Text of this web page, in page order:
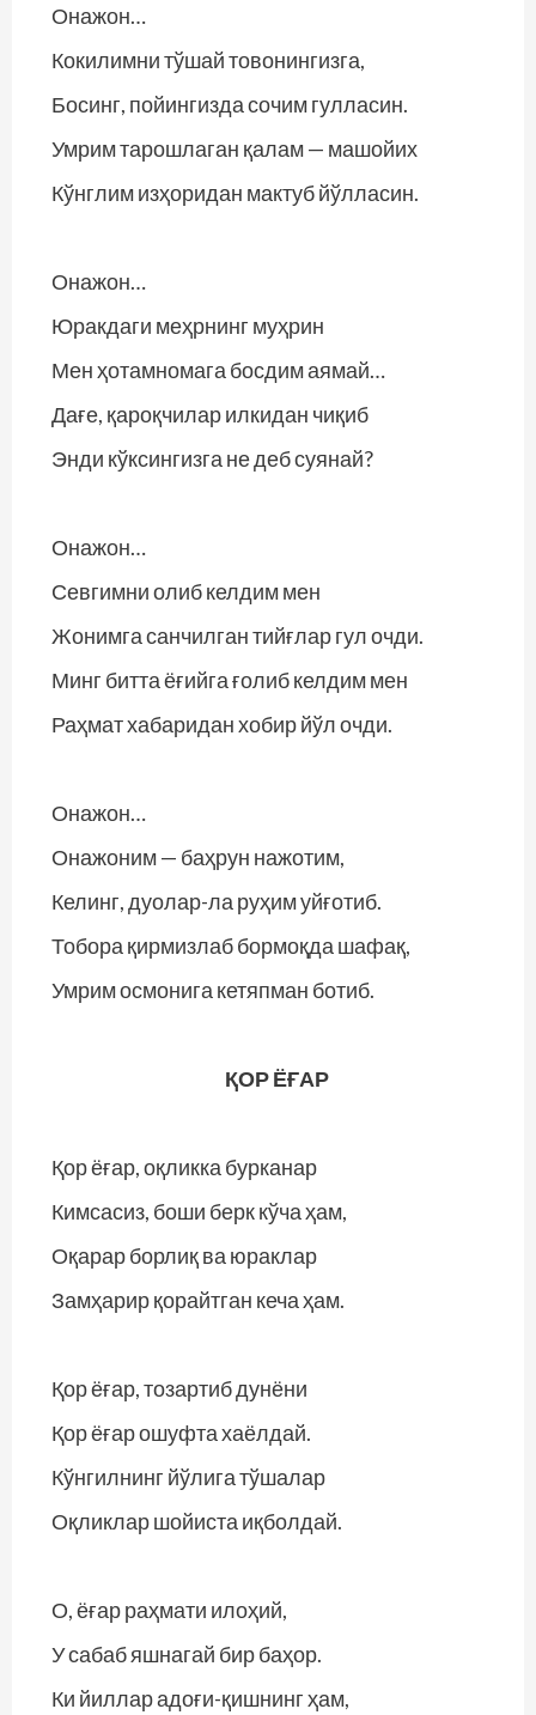
Онажон…
Кокилимни тўшай товонингизга,
Босинг, пойингизда сочим гулласин.
Умрим тарошлаган қалам — машойих
Кўнглим изҳоридан мактуб йўлласин.
Онажон…
Юракдаги меҳрнинг муҳрин
Мен ҳотамномага босдим аямай…
Дағе, қароқчилар илкидан чиқиб
Энди кўксингизга не деб суянай?
Онажон…
Севгимни олиб келдим мен
Жонимга санчилган тийғлар гул очди.
Минг битта ёғийга ғолиб келдим мен
Раҳмат хабаридан хобир йўл очди.
Онажон…
Онажоним — баҳрун нажотим,
Келинг, дуолар-ла руҳим уйғотиб.
Тобора қирмизлаб бормоқда шафақ,
Умрим осмонига кетяпман ботиб.
ҚОР ЁҒАР
Қор ёғар, оқликка бурканар
Кимсасиз, боши берк кўча ҳам,
Оқарар борлиқ ва юраклар
Замҳарир қорайтган кеча ҳам.
Қор ёғар, тозартиб дунёни
Қор ёғар ошуфта хаёлдай.
Кўнгилнинг йўлига тўшалар
Оқликлар шойиста иқболдай.
О, ёғар раҳмати илоҳий,
У сабаб яшнагай бир баҳор.
Ки йиллар адоғи-қишнинг ҳам,